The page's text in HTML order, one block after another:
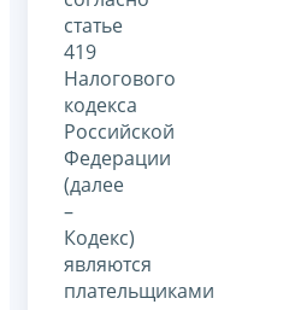
статье
419
Налогового
кодекса
Российской
Федерации
(далее
–
Кодекс)
являются
плательщиками